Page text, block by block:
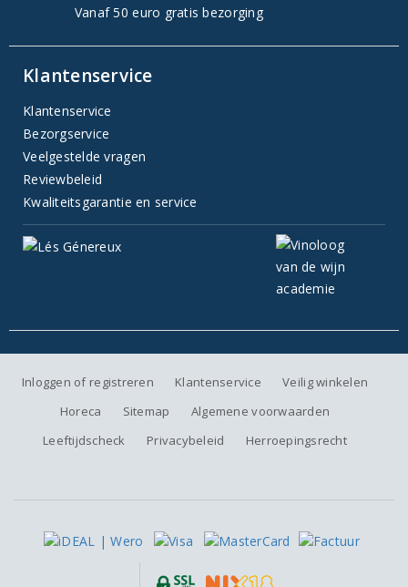
Vanaf 50 euro gratis bezorging
Klantenservice
Klantenservice
Bezorgservice
Veelgestelde vragen
Reviewbeleid
Kwaliteitsgarantie en service
Inloggen of registreren Klantenservice
Veilig winkelen
Horeca
Sitemap
Algemene voorwaarden
Leeftijdscheck
Privacybeleid Herroepingsrecht